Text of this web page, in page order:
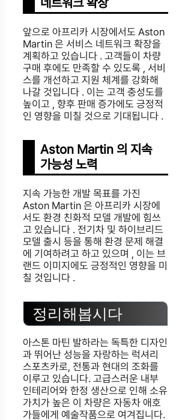
앞으로 아프리카 시장에서도 Aston
Martin 은 서비스 네트워크 확장을
계획하고 있습니다 . 고객들이 차량
구매 후에도 만족할 수 있도록 , 서비
스를 개선하고 지원 체계를 강화해
나갈 것입니다 . 이는 고객 충성도를
높이고 , 향후 판매 증가에도 긍정적
인 영향을 미칠 것으로 기대됩니다 .
Aston Martin 의 지속
가능성 노력
지속 가능한 개발 목표를 가진
Aston Martin 은 아프리카 시장에
서도 환경 친화적 모델 개발에 힘쓰
고 있습니다 . 전기차 및 하이브리드
모델 출시 등을 통해 환경 문제 해결
에 기여하려고 하고 있으며 , 이는 브
랜드 이미지에도 긍정적인 영향을 미
칠 것입니다 .
정리해봅시다
아스톤 마틴 발하라는 독특한 디자인
과 뛰어난 성능을 자랑하는 럭셔리
스포츠카로, 전통과 현대의 조화를
이루고 있습니다. 고급스러운 내부
인테리어와 한정 생산으로 인해 소유
가치가 높은 이 차량은 자동차 애호
가들에게 예술작품으로 여겨집니다.